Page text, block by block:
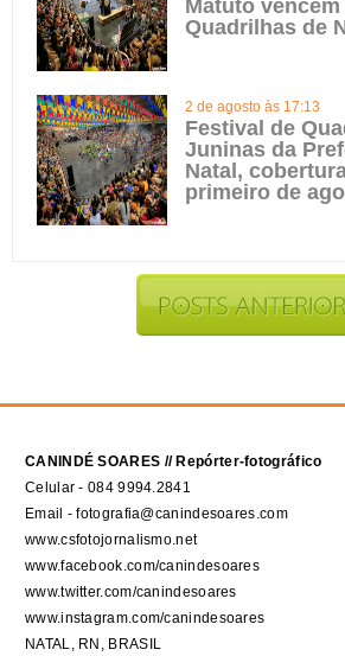
Matuto
Quadrilhas de
2 de agosto às 17:13
Festival de
Juninas da
Natal,
primeiro de
CANINDÉ SOARES // Repórter-fotográfico
Celular - 084 9994.2841
Email - fotografia@canindesoares.com
www.csfotojornalismo.net
www.facebook.com/canindesoares
www.twitter.com/canindesoares
www.instagram.com/canindesoares
NATAL, RN, BRASIL